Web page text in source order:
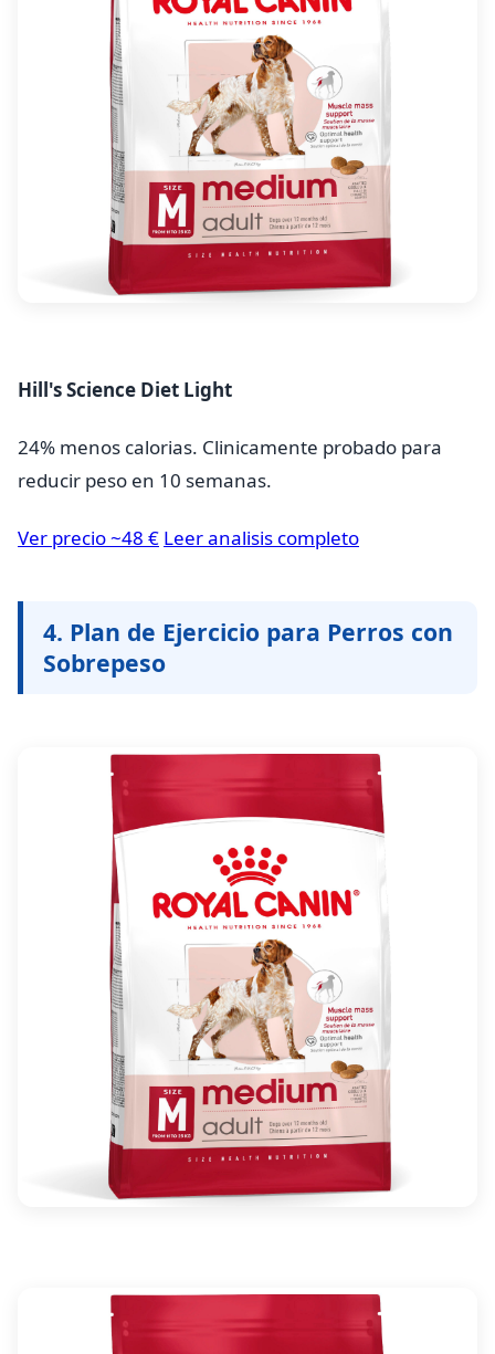
Hill's Science Diet Light
24% menos calorias. Clinicamente probado para
reducir peso en 10 semanas.
Ver precio ~48 € Leer analisis completo
4. Plan de Ejercicio para Perros con
Sobrepeso